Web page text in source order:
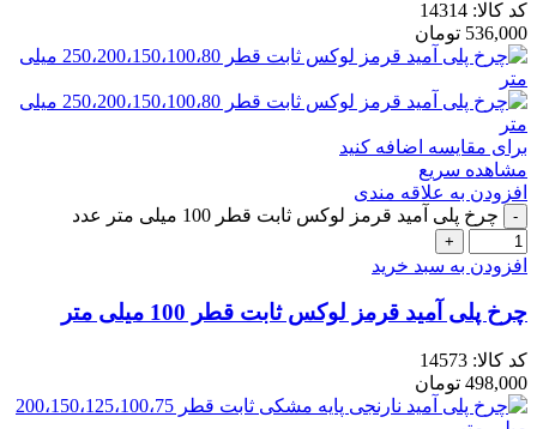
کد کالا: 14314
536,000 تومان
برای مقایسه اضافه کنید
مشاهده سریع
افزودن به علاقه مندی
چرخ پلی آمید قرمز لوکس ثابت قطر 100 میلی متر عدد
افزودن به سبد خرید
چرخ پلی آمید قرمز لوکس ثابت قطر 100 میلی متر
کد کالا: 14573
498,000 تومان